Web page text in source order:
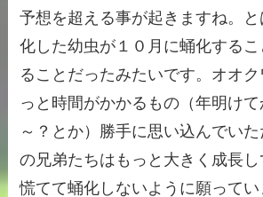
予想を超える事が起きますね。
化した幼虫が１０月に蛹化する
ることだったみたいです。オオ
っと時間がかかるもの（年明け
～？とか）勝手に思い込んでい
の兄弟たちはもっと大きく成長し
慌てて蛹化しないように願ってい